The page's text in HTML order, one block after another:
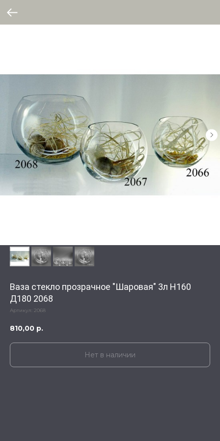
Ваза стекло прозрачное "Шаровая" 3л Н160
Д180 2068
Артикул: 2068
810,00 р.
Нет в наличии